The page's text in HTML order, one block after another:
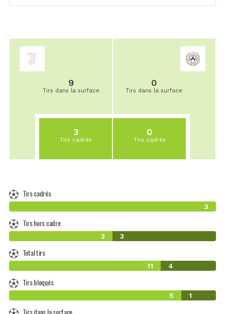
9
Tirs dans la surface
3
Tirs cadrés
0
Tirs dans la surface
0
Tirs cadrés
Tirs cadrés
3
Tirs hors cadre
3 3
Total tirs
11 4
Tirs bloqués
5 1
Tirs dans la surface